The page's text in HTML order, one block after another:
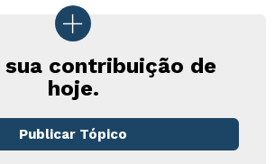
sua contribuição de
hoje.
Publicar Tópico